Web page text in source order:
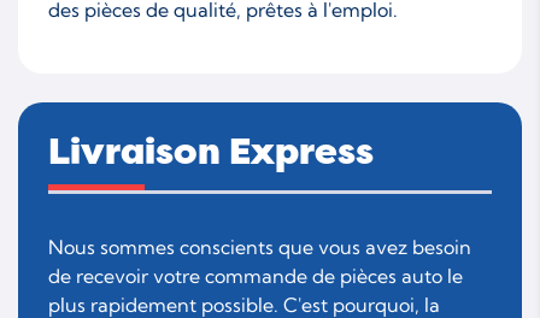
des pièces de qualité, prêtes à l'emploi.
Livraison Express
Nous sommes conscients que vous avez besoin
de recevoir votre commande de pièces auto le
plus rapidement possible. C'est pourquoi, la